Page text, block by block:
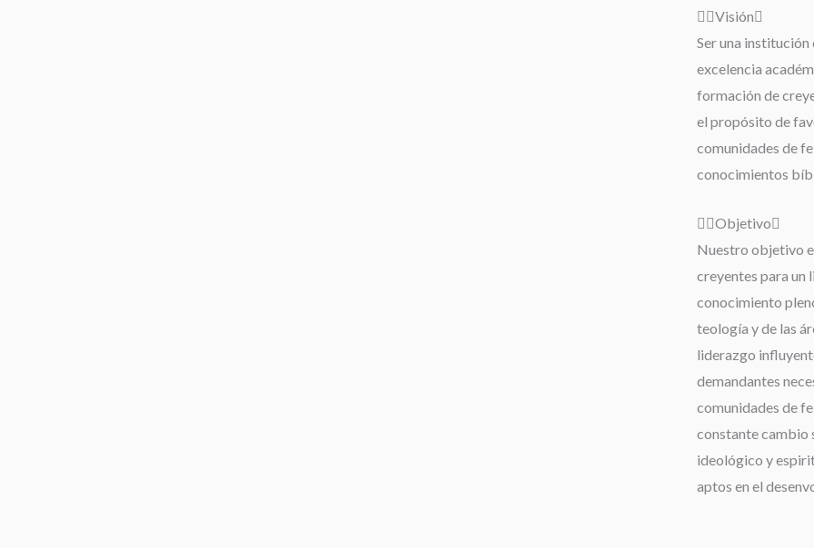
Visión
Ser una institución
excelencia
formación de
el propósito de
comunidades de
conocimientos
Objetivo
Nuestro objetivo
creyentes para un
conocimiento
teología y de las
liderazgo
demandantes
comunidades de
constante cambio
ideológico y
aptos en el